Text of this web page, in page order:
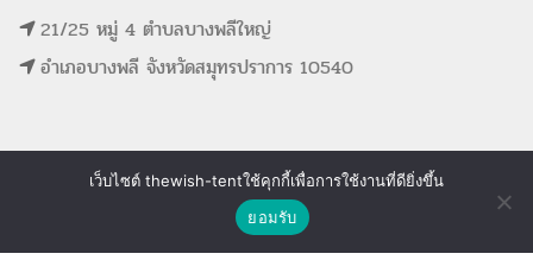
21/25 หมู่ 4 ตำบลบางพลีใหญ่
อำเภอบางพลี จังหวัดสมุทรปราการ 10540
MAIN MENU
SUPPORT LINK
ดูรายการที่ขอใบเสนอราคา
เว็บไซต์ thewish-tentใช้คุกกี้เพื่อการใช้งานที่ดียิ่งขึ้น
ยอมรับ
ติดต่อเรา